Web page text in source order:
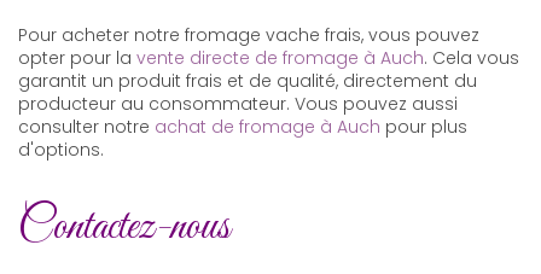
Pour acheter notre fromage vache frais, vous pouvez
opter pour la vente directe de fromage à Auch. Cela vous
garantit un produit frais et de qualité, directement du
producteur au consommateur. Vous pouvez aussi
consulter notre achat de fromage à Auch pour plus
d'options.
Contactez-nous